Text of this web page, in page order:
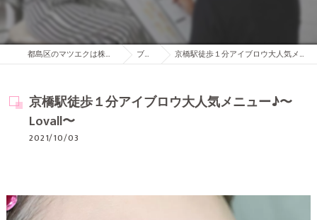
都島区のマツエクは株式会社Lovall ブログ 京橋駅徒歩１分アイブロウ大人気メニュー♪〜Lovall〜
京橋駅徒歩１分アイブロウ大人気メニュー♪〜
Lovall〜
2021/10/03